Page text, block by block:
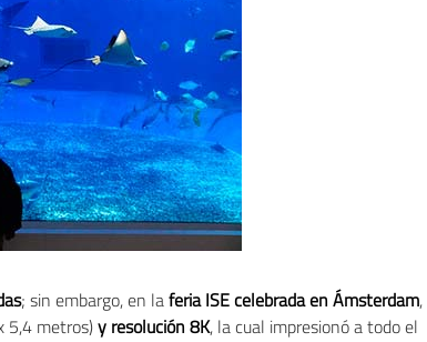
; sin embargo, en laferia ISE celebrada en Ámsterdam,
5,4 metros)y resolución 8K, la cual impresionó a todo el